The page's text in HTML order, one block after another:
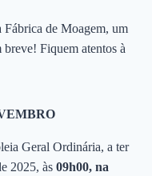
Fábrica de Moagem, um
breve! Fiquem atentos à
Geral Ordinária, a ter
2025, às 09h00, na